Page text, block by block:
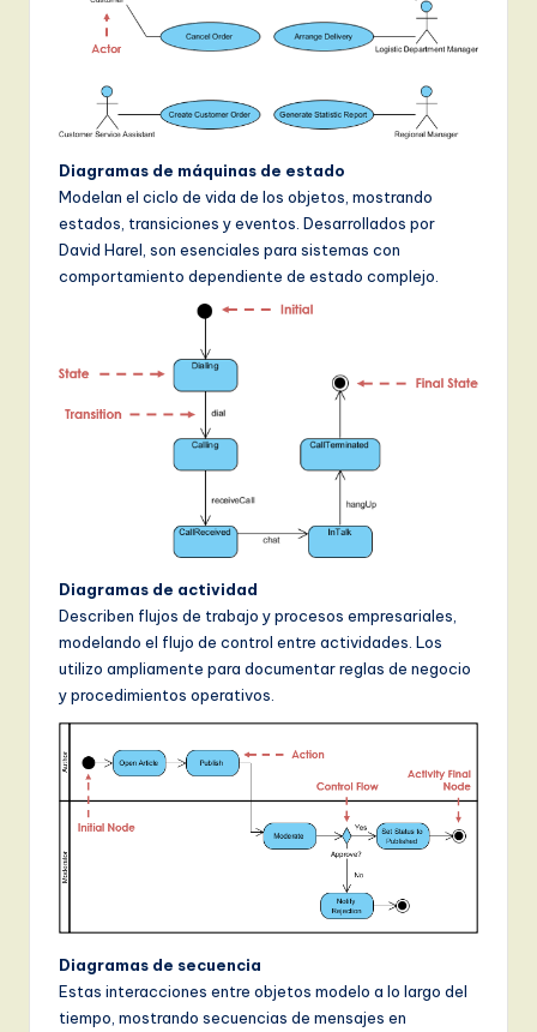
Diagramas de máquinas de estado
Modelan el ciclo de vida de los objetos, mostrando
estados, transiciones y eventos. Desarrollados por
David Harel, son esenciales para sistemas con
comportamiento dependiente de estado complejo.
Diagramas de actividad
Describen flujos de trabajo y procesos empresariales,
modelando el flujo de control entre actividades. Los
utilizo ampliamente para documentar reglas de negocio
y procedimientos operativos.
Diagramas de secuencia
Estas interacciones entre objetos modelo a lo largo del
tiempo, mostrando secuencias de mensajes en